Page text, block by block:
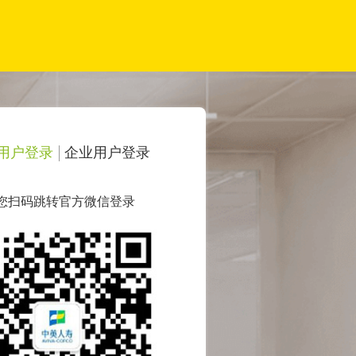
户登录 企业用户登录
扫码跳转官方微信登录